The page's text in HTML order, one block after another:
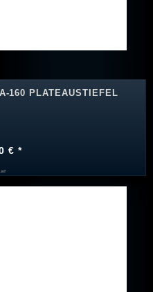
160 PLATEAUSTIEFEL
€ *